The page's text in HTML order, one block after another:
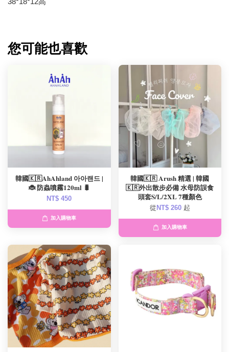
您可能也喜歡
韓國🇰🇷AhAhland 아아랜드 |
🐞 防蟲噴霧120ml 🐛
NT$ 450
加入購物車
韓國🇰🇷 Arush 精選 | 韓國
🇰🇷外出散步必備 水母防誤食
頭套S/L/2XL 7種顏色
從NT$ 260 起
加入購物車